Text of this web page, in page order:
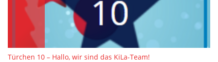
Türchen 10 – Hallo, wir sind das KiLa-Team!